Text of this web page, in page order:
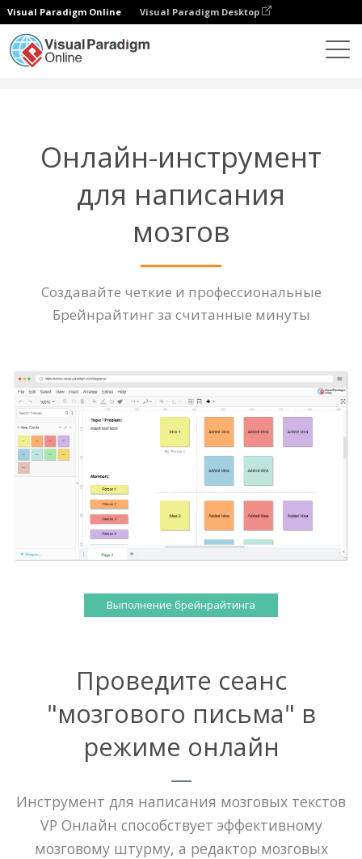
Visual Paradigm Online Visual Paradigm Desktop
Онлайн-инструмент
для написания
мозгов
Создавайте четкие и профессиональные
Брейнрайтинг за считанные минуты
Выполнение брейнрайтинга
Проведите сеанс
"мозгового письма" в
режиме онлайн
Инструмент для написания мозговых текстов
VP Онлайн способствует эффективному
мозговому штурму, а редактор мозговых